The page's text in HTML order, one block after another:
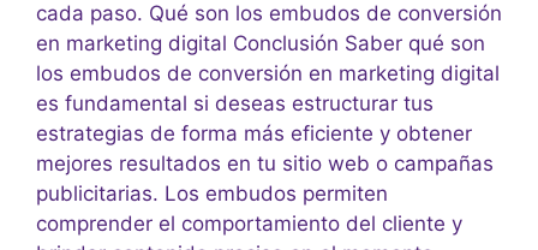
cada paso. Qué son los embudos de conversión
en marketing digital Conclusión Saber qué son
los embudos de conversión en marketing digital
es fundamental si deseas estructurar tus
estrategias de forma más eficiente y obtener
mejores resultados en tu sitio web o campañas
publicitarias. Los embudos permiten
comprender el comportamiento del cliente y